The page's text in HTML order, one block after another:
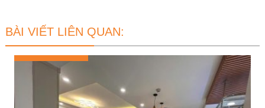
BÀI VIẾT LIÊN QUAN: